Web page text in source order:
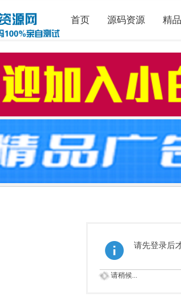
首页 源码资源 精
请先登录后
请稍候...